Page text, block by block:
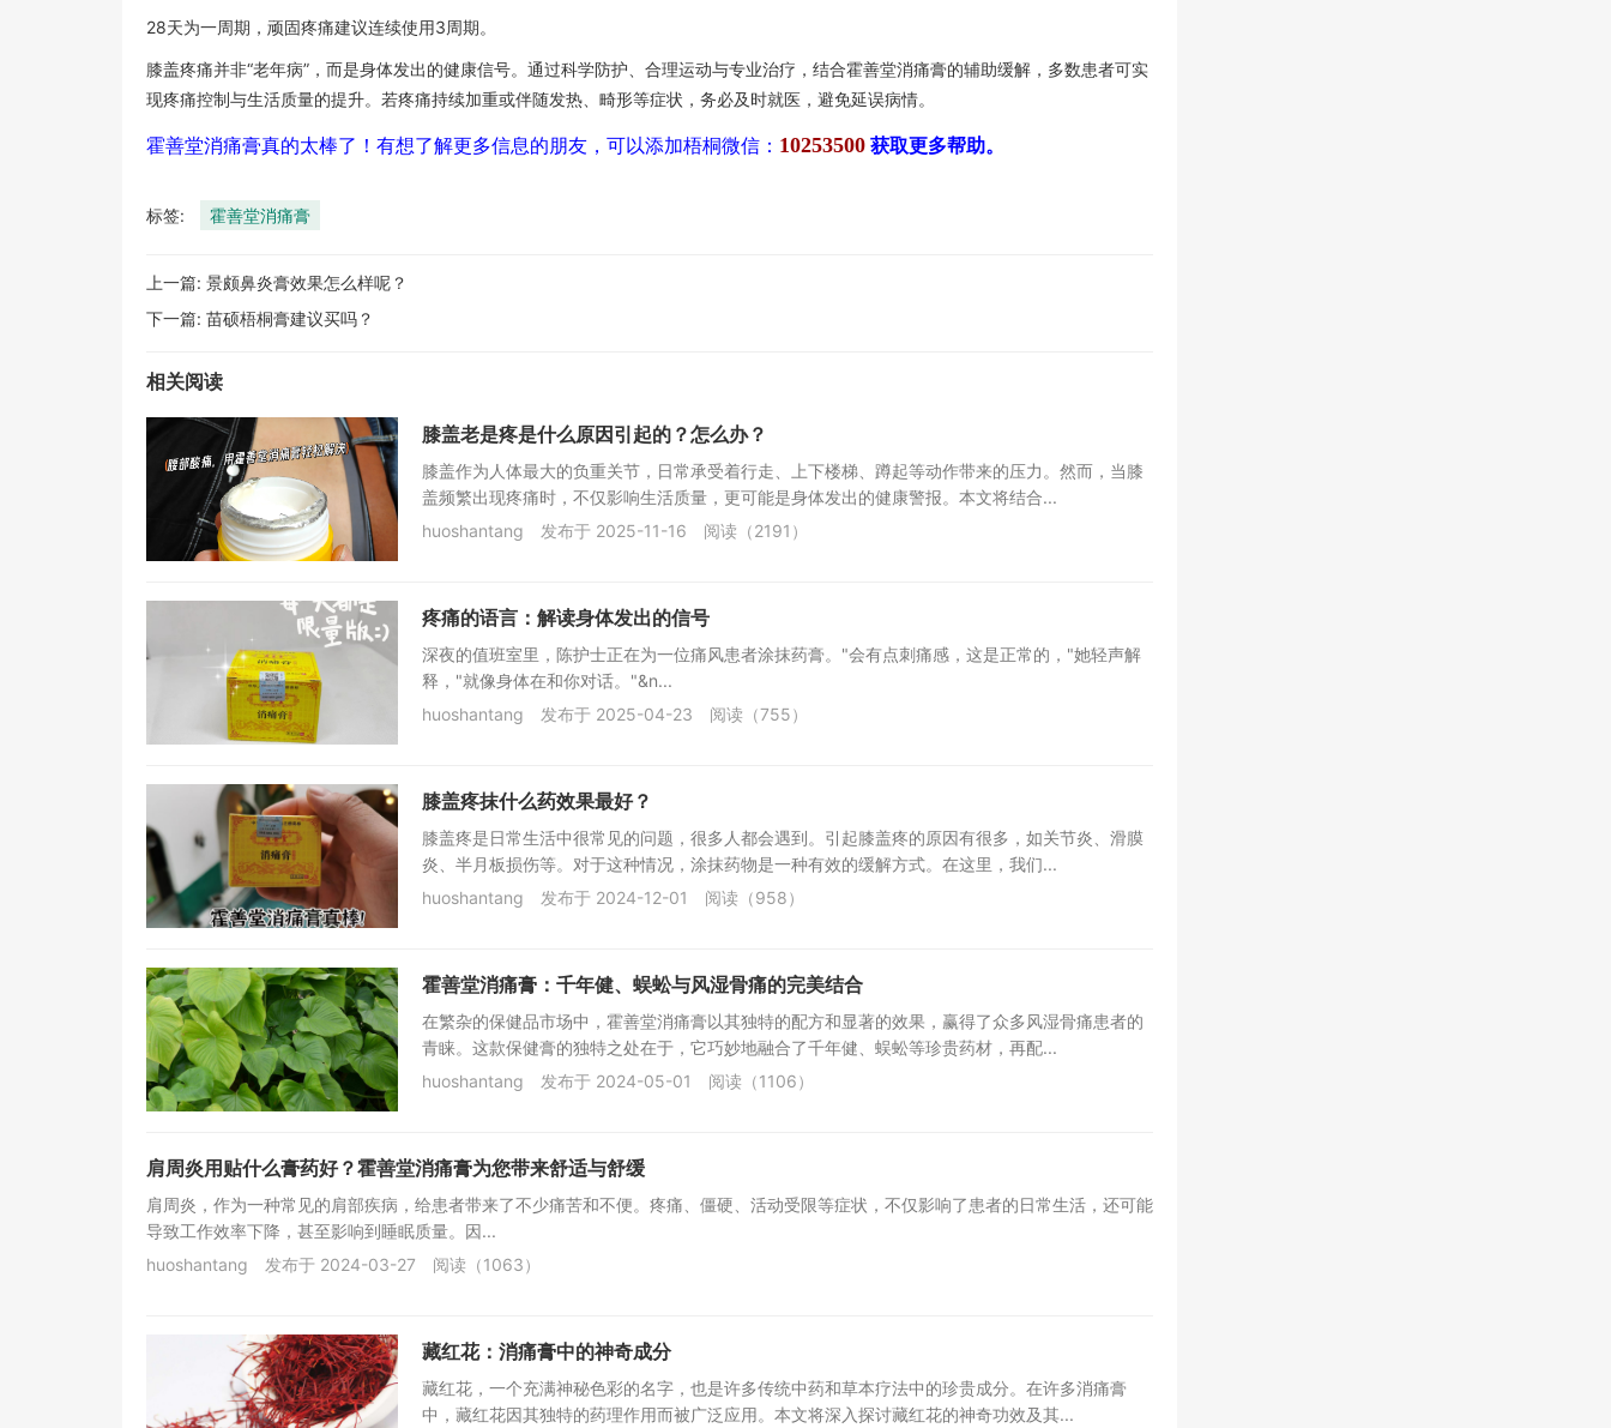
28天为一周期，顽固疼痛建议连续使用3周期。
膝盖疼痛并非“老年病”，而是身体发出的健康信号。通过科学防护、合理运动与专业治疗，结合霍善堂消痛膏的辅助缓解，多数患者可实
现疼痛控制与生活质量的提升。若疼痛持续加重或伴随发热、畸形等症状，务必及时就医，避免延误病情。
霍善堂消痛膏真的太棒了！有想了解更多信息的朋友，可以添加梧桐微信： 10253500 获取更多帮助。
标签: 霍善堂消痛膏
上一篇: 景颇鼻炎膏效果怎么样呢？
下一篇: 苗硕梧桐膏建议买吗？
相关阅读
膝盖老是疼是什么原因引起的？怎么办？
膝盖作为人体最大的负重关节，日常承受着行走、上下楼梯、蹲起等动作带来的压力。然而，当膝
盖频繁出现疼痛时，不仅影响生活质量，更可能是身体发出的健康警报。本文将结合...
huoshantang
发布于 2025-11-16 阅读（2191）
疼痛的语言：解读身体发出的信号
深夜的值班室里，陈护士正在为一位痛风患者涂抹药膏。"会有点刺痛感，这是正常的，"她轻声解
释，"就像身体在和你对话。"&n...
huoshantang
发布于 2025-04-23 阅读（755）
膝盖疼抹什么药效果最好？
膝盖疼是日常生活中很常见的问题，很多人都会遇到。引起膝盖疼的原因有很多，如关节炎、滑膜
炎、半月板损伤等。对于这种情况，涂抹药物是一种有效的缓解方式。在这里，我们...
huoshantang
发布于 2024-12-01 阅读（958）
霍善堂消痛膏：千年健、蜈蚣与风湿骨痛的完美结合
在繁杂的保健品市场中，霍善堂消痛膏以其独特的配方和显著的效果，赢得了众多风湿骨痛患者的
青睐。这款保健膏的独特之处在于，它巧妙地融合了千年健、蜈蚣等珍贵药材，再配...
huoshantang
发布于 2024-05-01 阅读（1106）
肩周炎用贴什么膏药好？霍善堂消痛膏为您带来舒适与舒缓
肩周炎，作为一种常见的肩部疾病，给患者带来了不少痛苦和不便。疼痛、僵硬、活动受限等症状，不仅影响了患者的日常生活，还可能
导致工作效率下降，甚至影响到睡眠质量。因...
huoshantang
发布于 2024-03-27 阅读（1063）
藏红花：消痛膏中的神奇成分
藏红花，一个充满神秘色彩的名字，也是许多传统中药和草本疗法中的珍贵成分。在许多消痛膏
中，藏红花因其独特的药理作用而被广泛应用。本文将深入探讨藏红花的神奇功效及其...